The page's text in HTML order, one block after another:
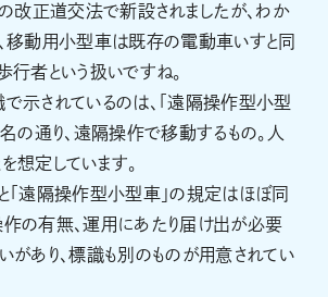
正道交法で新設されましたが、わか
移動用小型車は既存の電動車いすと同
行者という扱いですね。
示されているのは、「遠隔操作型小型
名の通り、遠隔操作で移動するもの。人
想定しています。
と「遠隔操作型小型車」の規定はほぼ同
の有無、運用にあたり届け出が必要
があり、標識も別のものが用意されてい